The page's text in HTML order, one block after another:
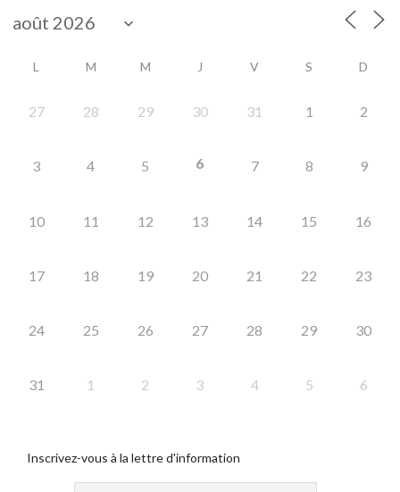
L M M J V S D
27 28 29 30 31 1 2
3 4 5 6 7 8 9
10 11 12 13 14 15 16
17 18 19 20 21 22 23
24 25 26 27 28 29 30
31 1 2 3 4 5 6
Inscrivez-vous à la lettre d'information